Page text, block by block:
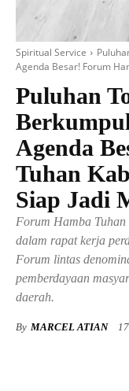
Spiritual Service
Agenda Besar! Forum
Puluhan
Agenda
Tuhan
Siap Jadi
Forum Hamba
dalam rapat kerja
Forum lintas
pemberdayaan
daerah.
By MARCEL ATIAN